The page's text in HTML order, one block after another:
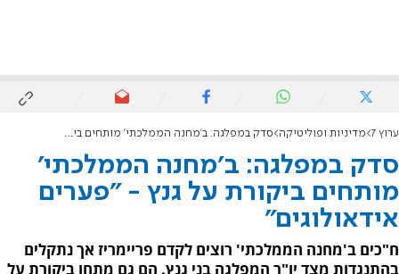
ערוץ 7 מדיניות ופוליטיקה סדק במפלגה: ב'מחנה הממלכתי' מותחים ביקורת על גנץ - "פערים אידאולוגים"
סדק במפלגה: ב'מחנה הממלכתי'
מותחים ביקורת על גנץ - "פערים
אידאולוגים"
ח"כים ב'מחנה הממלכתי' רוצים לקדם פריימריז אך נתקלים
בהתנגדות מצד יו"ר המפלגה בני גנץ. הם גם מתחו ביקורת על